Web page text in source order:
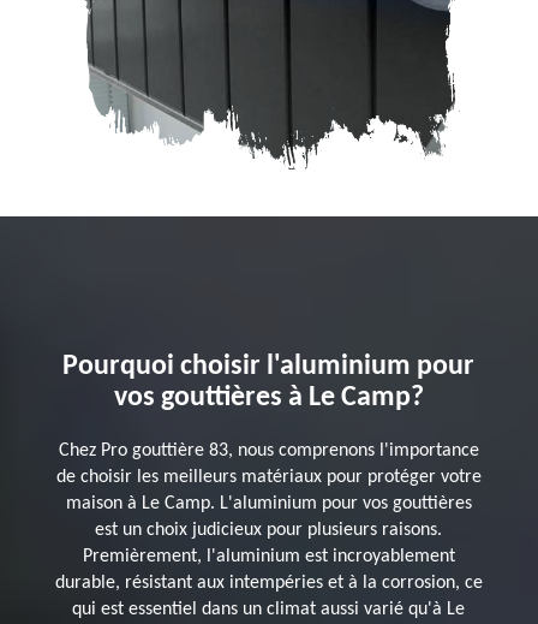
Pourquoi choisir l'aluminium pour
vos gouttières à Le Camp?
Chez Pro gouttière 83, nous comprenons l'importance
de choisir les meilleurs matériaux pour protéger votre
maison à Le Camp. L'aluminium pour vos gouttières
est un choix judicieux pour plusieurs raisons.
Premièrement, l'aluminium est incroyablement
durable, résistant aux intempéries et à la corrosion, ce
qui est essentiel dans un climat aussi varié qu'à Le